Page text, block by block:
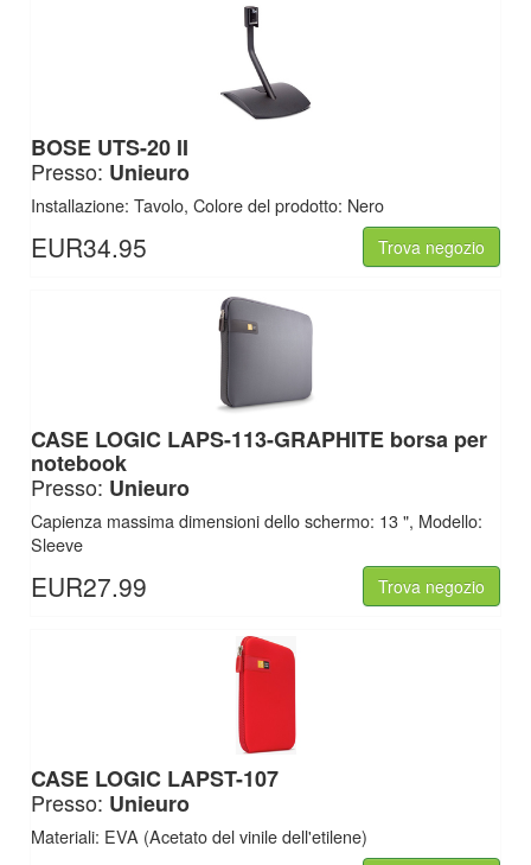
BOSE UTS-20 II
Presso: Unieuro
Installazione: Tavolo, Colore del prodotto: Nero
EUR34.95 Trova negozio
CASE LOGIC LAPS-113-GRAPHITE borsa per
notebook
Presso: Unieuro
Capienza massima dimensioni dello schermo: 13 ", Modello:
Sleeve
EUR27.99 Trova negozio
CASE LOGIC LAPST-107
Presso: Unieuro
Materiali: EVA (Acetato del vinile dell'etilene)